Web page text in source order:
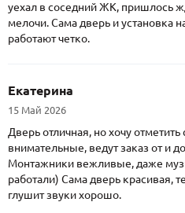
уехал в соседний ЖК, пришлось
мелочи. Сама дверь и установка
работают четко.
Екатерина
15 Май 2026
Дверь отличная, но хочу
внимательные, ведут заказ от и
Монтажники вежливые, даже
работали) Сама дверь красивая,
глушит звуки хорошо.